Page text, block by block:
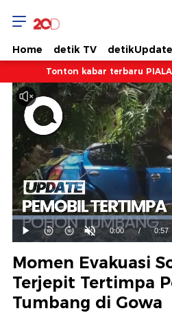
Home detik TV detikUpdate
Tonton kabar terbaru PIALA
Mainkan
Suara
Hidup
Waktu
ini
0:00 / 0:57
Momen Evakuasi
Terjepit Tertimpa
Tumbang di Gowa